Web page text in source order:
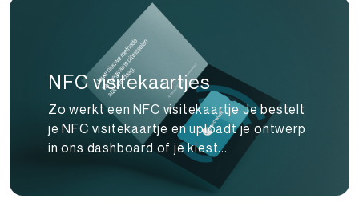
NFC visitekaartjes
Zo werkt een NFC visitekaartje Je bestelt
je NFC visitekaartje en uploadt je ontwerp
in ons dashboard of je kiest...